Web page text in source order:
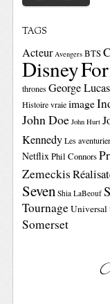
TAGS
Acteur Avengers BTS
Disney
thrones George Lucas
Histoire vraie image
John Doe John Hurt
Kennedy Les
NetflixPhil Connors
Zemeckis
Seven Shia LaBeouf
TournageUniversal
Somerset